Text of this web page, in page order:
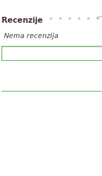
Recenzije
Nema recenzija